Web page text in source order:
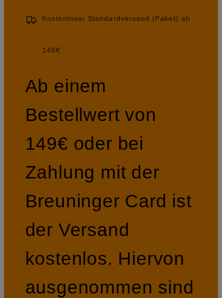
Kostenloser Standardversand (Paket) ab
149€
Ab einem
Bestellwert von
149€ oder bei
Zahlung mit der
Breuninger Card ist
der Versand
kostenlos. Hiervon
ausgenommen sind